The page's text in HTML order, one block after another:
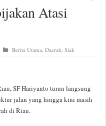
Atasi
Berita Utama ,Daerah ,Siak
SF Hariyanto turun langsung
jalan yang hingga kini masih
di Riau.